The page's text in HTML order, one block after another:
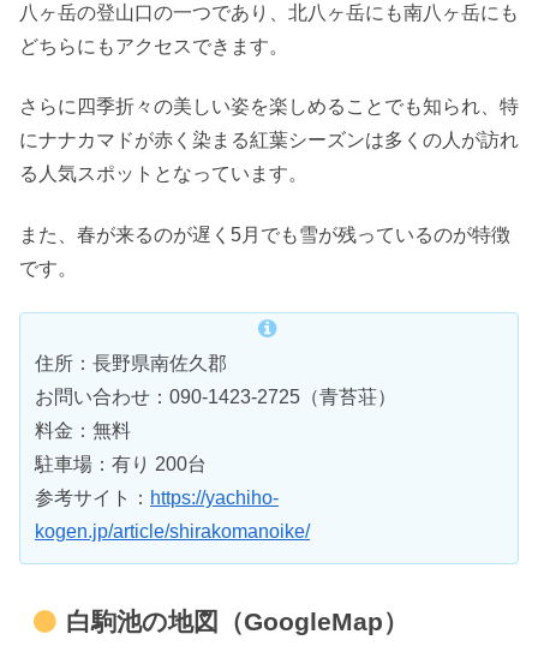
八ヶ岳の登山口の一つであり、北八ヶ岳にも南八ヶ岳にも
どちらにもアクセスできます。
さらに四季折々の美しい姿を楽しめることでも知られ、特
にナナカマドが赤く染まる紅葉シーズンは多くの人が訪れ
る人気スポットとなっています。
また、春が来るのが遅く5月でも雪が残っているのが特徴
です。
住所：長野県南佐久郡
お問い合わせ：090-1423-2725（青苔荘）
料金：無料
駐車場：有り 200台
参考サイト： https://yachiho-
kogen.jp/article/shirakomanoike/
白駒池の地図（GoogleMap）